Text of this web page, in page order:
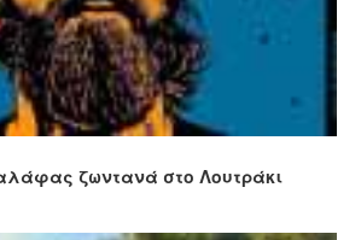
ζωντανά στο Λουτράκι